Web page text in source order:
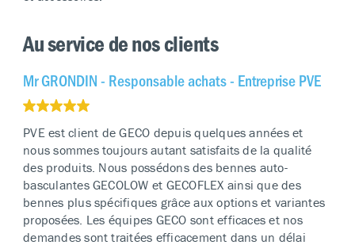
Au service de nos clients
Mr GRONDIN - Responsable achats - Entreprise PVE
PVE est client de GECO depuis quelques années et
nous sommes toujours autant satisfaits de la qualité
des produits. Nous possédons des bennes auto-
basculantes GECOLOW et GECOFLEX ainsi que des
bennes plus spécifiques grâce aux options et variantes
proposées. Les équipes GECO sont efficaces et nos
demandes sont traitées efficacement dans un délai